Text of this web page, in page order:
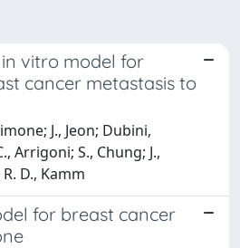
vitro model for
cancer metastasis to
J., Jeon; Dubini,
Arrigoni; S., Chung; J.,
D., Kamm
for breast cancer